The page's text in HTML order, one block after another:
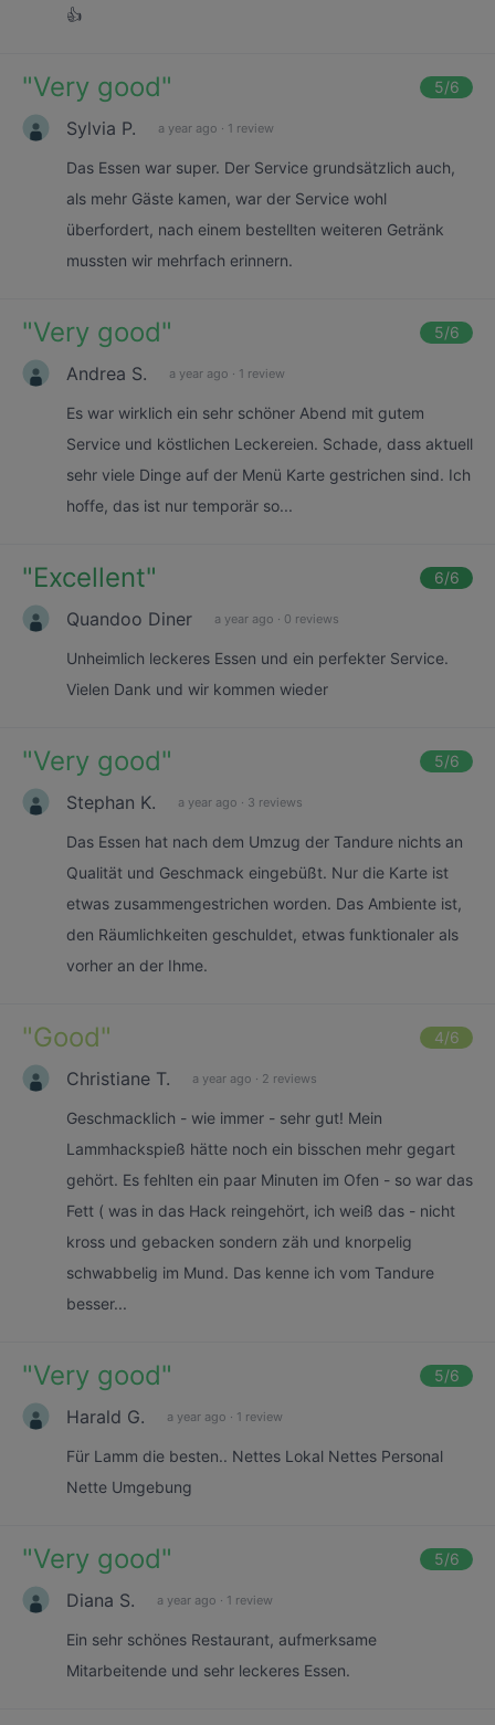
👍
"Very good" 5/6
Sylvia P. a year ago · 1 review
Das Essen war super. Der Service grundsätzlich auch,
als mehr Gäste kamen, war der Service wohl
überfordert, nach einem bestellten weiteren Getränk
mussten wir mehrfach erinnern.
"Very good" 5/6
Andrea S. a year ago · 1 review
Es war wirklich ein sehr schöner Abend mit gutem
Service und köstlichen Leckereien. Schade, dass aktuell
sehr viele Dinge auf der Menü Karte gestrichen sind. Ich
hoffe, das ist nur temporär so...
"Excellent" 6/6
Quandoo Diner a year ago · 0 reviews
Unheimlich leckeres Essen und ein perfekter Service.
Vielen Dank und wir kommen wieder
"Very good" 5/6
Stephan K. a year ago · 3 reviews
Das Essen hat nach dem Umzug der Tandure nichts an
Qualität und Geschmack eingebüßt. Nur die Karte ist
etwas zusammengestrichen worden. Das Ambiente ist,
den Räumlichkeiten geschuldet, etwas funktionaler als
vorher an der Ihme.
"Good" 4/6
Christiane T. a year ago · 2 reviews
Geschmacklich - wie immer - sehr gut! Mein
Lammhackspieß hätte noch ein bisschen mehr gegart
gehört. Es fehlten ein paar Minuten im Ofen - so war das
Fett ( was in das Hack reingehört, ich weiß das - nicht
kross und gebacken sondern zäh und knorpelig
schwabbelig im Mund. Das kenne ich vom Tandure
besser...
"Very good" 5/6
Harald G. a year ago · 1 review
Für Lamm die besten.. Nettes Lokal Nettes Personal
Nette Umgebung
"Very good" 5/6
Diana S. a year ago · 1 review
Ein sehr schönes Restaurant, aufmerksame
Mitarbeitende und sehr leckeres Essen.